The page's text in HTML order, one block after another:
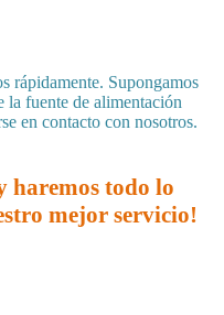
rápidamente. Supongamos
la fuente de alimentación
en contacto con nosotros.
haremos todo lo
mejor servicio!